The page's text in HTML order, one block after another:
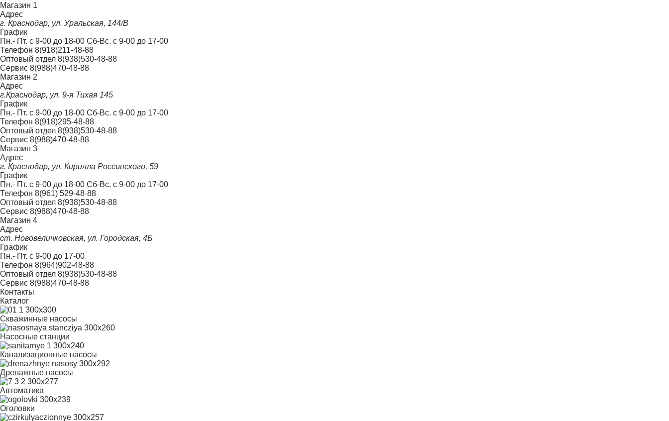
Магазин 1
Адрес
г. Краснодар, ул. Уральская, 144/В
График
Пн.- Пт. с 9-00 до 18-00 Сб-Вс. с 9-00 до 17-00
Телефон 8(918)211-48-88
Оптовый отдел 8(938)530-48-88
Сервис 8(988)470-48-88
Магазин 2
Адрес
г.Краснодар, ул. 9-я Тихая 145
График
Пн.- Пт. с 9-00 до 18-00 Сб-Вс. с 9-00 до 17-00
Телефон 8(918)295-48-88
Оптовый отдел 8(938)530-48-88
Сервис 8(988)470-48-88
Магазин 3
Адрес
г. Краснодар, ул. Кирилла Россинского, 59
График
Пн.- Пт. с 9-00 до 18-00 Сб-Вс. с 9-00 до 17-00
Телефон 8(961) 529-48-88
Оптовый отдел 8(938)530-48-88
Сервис 8(988)470-48-88
Магазин 4
Адрес
ст. Нововеличковская, ул. Городская, 4Б
График
Пн.- Пт. с 9-00 до 17-00
Телефон 8(964)902-48-88
Оптовый отдел 8(938)530-48-88
Сервис 8(988)470-48-88
Контакты
Каталог
Скважинные насосы
Насосные станции
Канализационные насосы
Дренажные насосы
Автоматика
Оголовки